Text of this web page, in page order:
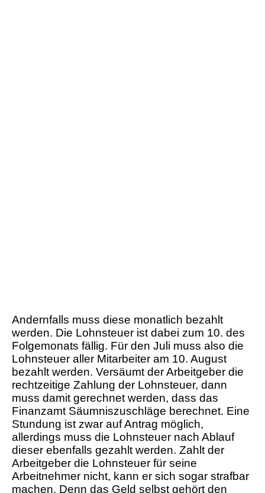
Andernfalls muss diese monatlich bezahlt
werden. Die Lohnsteuer ist dabei zum 10. des
Folgemonats fällig. Für den Juli muss also die
Lohnsteuer aller Mitarbeiter am 10. August
bezahlt werden. Versäumt der Arbeitgeber die
rechtzeitige Zahlung der Lohnsteuer, dann
muss damit gerechnet werden, dass das
Finanzamt Säumniszuschläge berechnet. Eine
Stundung ist zwar auf Antrag möglich,
allerdings muss die Lohnsteuer nach Ablauf
dieser ebenfalls gezahlt werden. Zahlt der
Arbeitgeber die Lohnsteuer für seine
Arbeitnehmer nicht, kann er sich sogar strafbar
machen. Denn das Geld selbst gehört den